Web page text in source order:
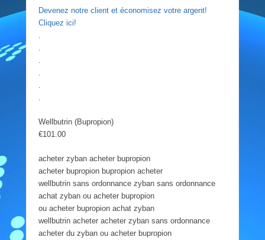
Devenez notre client et économisez votre argent!
Cliquez ici!
Wellbutrin (Bupropion)
€101.00
acheter zyban acheter bupropion
acheter bupropion bupropion acheter
wellbutrin sans ordonnance zyban sans ordonnance
achat zyban ou acheter bupropion
ou acheter bupropion achat zyban
wellbutrin acheter acheter zyban sans ordonnance
acheter du zyban ou acheter bupropion